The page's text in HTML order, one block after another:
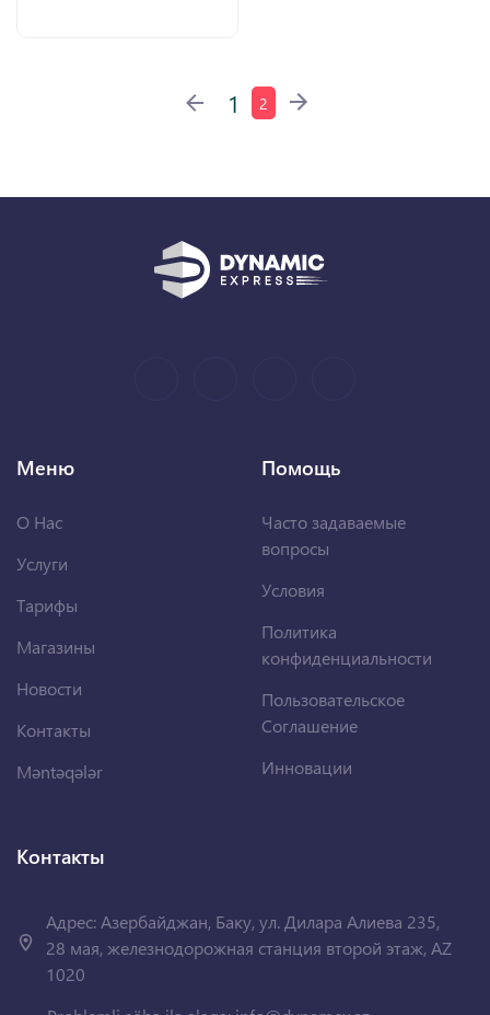
1 2
Меню
О Нас
Услуги
Тарифы
Магазины
Новости
Контакты
Məntəqələr
Помощь
Часто задаваемые
вопросы
Условия
Политика
конфиденциальности
Пользовательское
Соглашение
Инновации
Контакты
Адрес: Азербайджан, Баку, ул. Дилара Алиева 235,
28 мая, железнодорожная станция второй этаж, AZ
1020